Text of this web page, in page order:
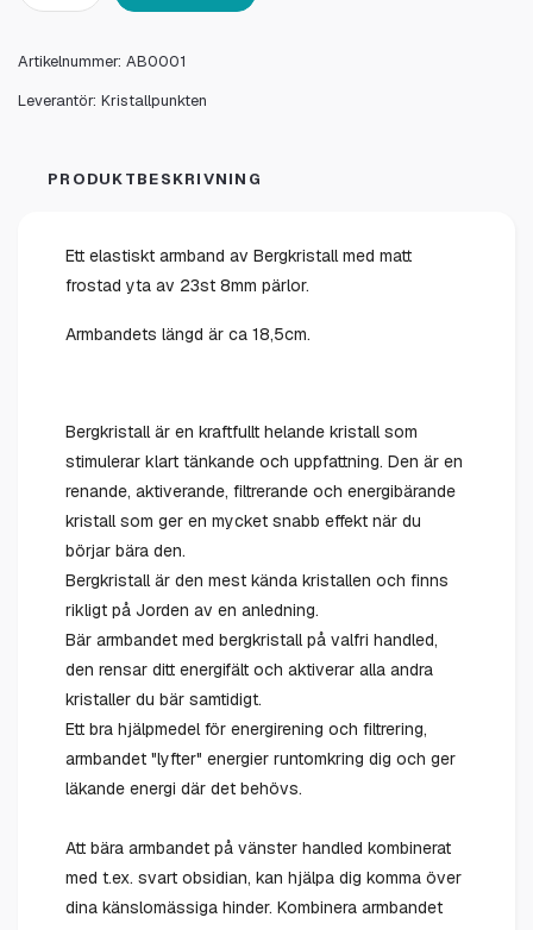
Artikelnummer: AB0001
Leverantör: Kristallpunkten
PRODUKTBESKRIVNING
Ett elastiskt armband av Bergkristall med matt
frostad yta av 23st 8mm pärlor.
Armbandets längd är ca 18,5cm.
Bergkristall är en kraftfullt helande kristall som
stimulerar klart tänkande och uppfattning. Den är en
renande, aktiverande, filtrerande och energibärande
kristall som ger en mycket snabb effekt när du
börjar bära den.
Bergkristall är den mest kända kristallen och finns
rikligt på Jorden av en anledning.
Bär armbandet med bergkristall på valfri handled,
den rensar ditt energifält och aktiverar alla andra
kristaller du bär samtidigt.
Ett bra hjälpmedel för energirening och filtrering,
armbandet "lyfter" energier runtomkring dig och ger
läkande energi där det behövs.
Att bära armbandet på vänster handled kombinerat
med t.ex. svart obsidian, kan hjälpa dig komma över
dina känslomässiga hinder. Kombinera armbandet